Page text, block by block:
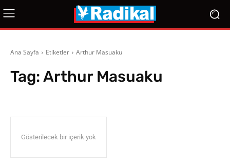
Ana Sayfa Etiketler Arthur Masuaku
Tag:Arthur Masuaku
Gösterilecek bir içerik yok